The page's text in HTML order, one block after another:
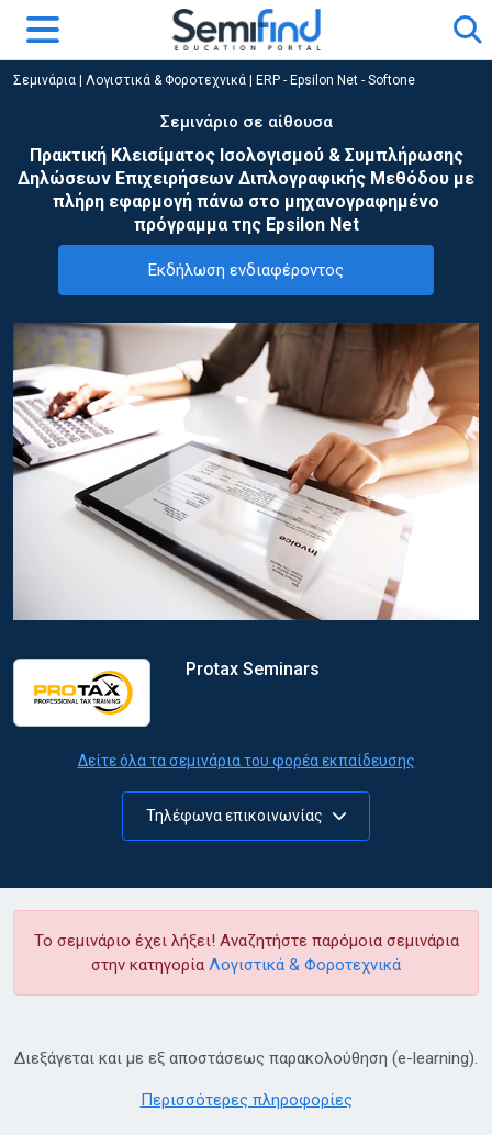
Σεμινάρια Λογιστικά & Φοροτεχνικά ERP - Epsilon Net - Softone
Σεμινάριο σε αίθουσα
Πρακτική Κλεισίματος Ισολογισμού & Συμπλήρωσης
Δηλώσεων Επιχειρήσεων Διπλογραφικής Μεθόδου με
πλήρη εφαρμογή πάνω στο μηχανογραφημένο
πρόγραμμα της Epsilon Net
Εκδήλωση ενδιαφέροντος
Protax Seminars
Δείτε όλα τα σεμινάρια του φορέα εκπαίδευσης
Τηλέφωνα επικοινωνίας
Το σεμινάριο έχει λήξει! Αναζητήστε παρόμοια σεμινάρια
στην κατηγορία Λογιστικά & Φοροτεχνικά
Διεξάγεται και με εξ αποστάσεως παρακολούθηση (e-learning).
Περισσότερες πληροφορίες